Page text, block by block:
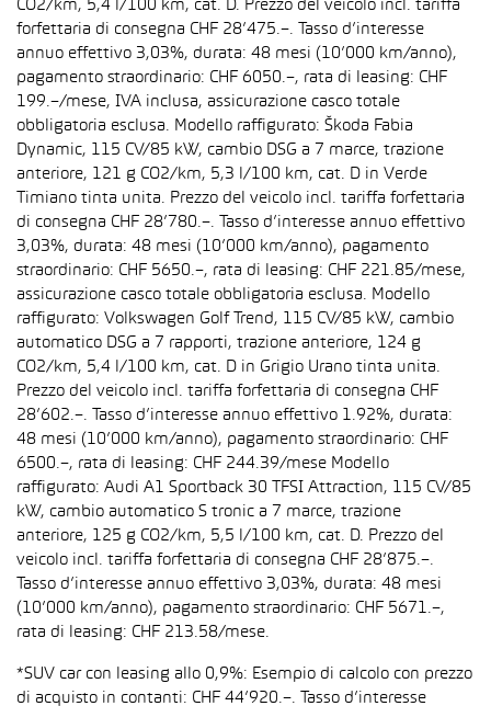
CO2/km, 5,4 l/100 km, cat. D. Prezzo del veicolo incl. tariffa
forfettaria di consegna CHF 28’475.–. Tasso d’interesse
annuo effettivo 3,03%, durata: 48 mesi (10’000 km/anno),
pagamento straordinario: CHF 6050.–, rata di leasing: CHF
199.–/mese, IVA inclusa, assicurazione casco totale
obbligatoria esclusa. Modello raffigurato: Škoda Fabia
Dynamic, 115 CV/85 kW, cambio DSG a 7 marce, trazione
anteriore, 121 g CO2/km, 5,3 l/100 km, cat. D in Verde
Timiano tinta unita. Prezzo del veicolo incl. tariffa forfettaria
di consegna CHF 28’780.–. Tasso d’interesse annuo effettivo
3,03%, durata: 48 mesi (10’000 km/anno), pagamento
straordinario: CHF 5650.–, rata di leasing: CHF 221.85/mese,
assicurazione casco totale obbligatoria esclusa. Modello
raffigurato: Volkswagen Golf Trend, 115 CV/85 kW, cambio
automatico DSG a 7 rapporti, trazione anteriore, 124 g
CO2/km, 5,4 l/100 km, cat. D in Grigio Urano tinta unita.
Prezzo del veicolo incl. tariffa forfettaria di consegna CHF
28’602.–. Tasso d’interesse annuo effettivo 1.92%, durata:
48 mesi (10’000 km/anno), pagamento straordinario: CHF
6500.–, rata di leasing: CHF 244.39/mese Modello
raffigurato: Audi A1 Sportback 30 TFSI Attraction, 115 CV/85
kW, cambio automatico S tronic a 7 marce, trazione
anteriore, 125 g CO2/km, 5,5 l/100 km, cat. D. Prezzo del
veicolo incl. tariffa forfettaria di consegna CHF 28’875.–.
Tasso d’interesse annuo effettivo 3,03%, durata: 48 mesi
(10’000 km/anno), pagamento straordinario: CHF 5671.–,
rata di leasing: CHF 213.58/mese.
*SUV car con leasing allo 0,9%: Esempio di calcolo con prezzo
di acquisto in contanti: CHF 44’920.–. Tasso d’interesse